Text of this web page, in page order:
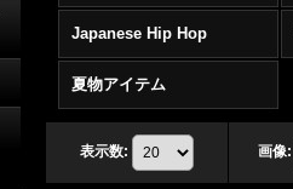
Japanese Hip Hop
夏物アイテム
表示数: 画像: